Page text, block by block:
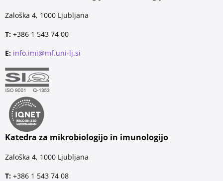
Zaloška 4, 1000 Ljubljana
T: +386 1 543 74 00
E: info.imi@mf.uni-lj.si
Katedra za mikrobiologijo in imunologijo
Zaloška 4, 1000 Ljubljana
T: +386 1 543 74 08